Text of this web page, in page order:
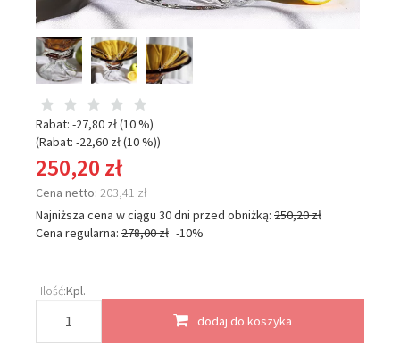
Rabat: -27,80 zł(10 %)
(Rabat: -22,60 zł(10 %))
250,20 zł
Cena netto: 203,41 zł
Najniższa cena w ciągu 30 dni przed obniżką: 250,20 zł
Cena regularna: 278,00 zł -10%
Ilość:Kpl.
dodaj do koszyka